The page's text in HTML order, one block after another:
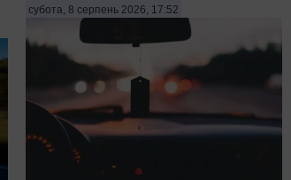
субота, 8 серпень 2026, 17:52